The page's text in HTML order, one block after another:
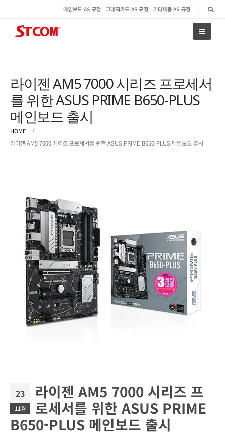
메인보드 AS 규정 그래픽카드 AS 규정 기타제품 AS 규정
라이젠 AM5 7000 시리즈 프로세서
를 위한 ASUS PRIME B650-PLUS
메인보드 출시
HOME
라이젠 AM5 7000 시리즈 프로세서를 위한 ASUS PRIME B650-PLUS 메인보드 출시
23
11월
라이젠 AM5 7000 시리즈 프
로세서를 위한 ASUS PRIME
B650-PLUS 메인보드 출시